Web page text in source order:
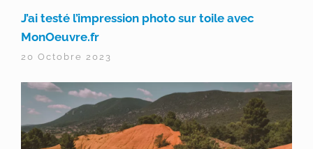
J’ai testé l’impression photo sur toile avec
MonOeuvre.fr
20 Octobre 2023